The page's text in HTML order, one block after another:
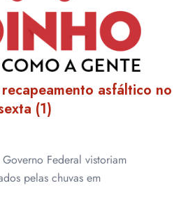
asfáltico no
(1)